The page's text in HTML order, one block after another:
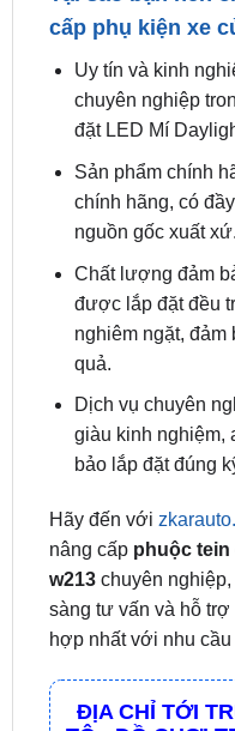
Uy tín và kinh
chuyên nghiệp
đặt LED Mí
Sản phẩm chính
chính hãng, có
nguồn gốc xuất
Chất lượng đảm
được lắp đặt đều
nghiêm ngặt, đảm
quả.
Dịch vụ chuyên
giàu kinh nghiệm,
bảo lắp đặt đúng
Hãy đến với
w213chuyên nghiệp,
sàng tư vấn và hỗ trợ
hợp nhất với nhu cầu
ĐỊA CHỈ TỚI